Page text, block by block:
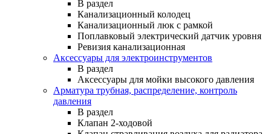
В раздел
Канализационный колодец
Канализационный люк с рамкой
Поплавковый электрический датчик уровня
Ревизия канализационная
Аксессуары для электроинструментов
В раздел
Аксессуары для мойки высокого давления
Арматура трубная, распределение, контроль
давления
В раздел
Клапан 2-ходовой